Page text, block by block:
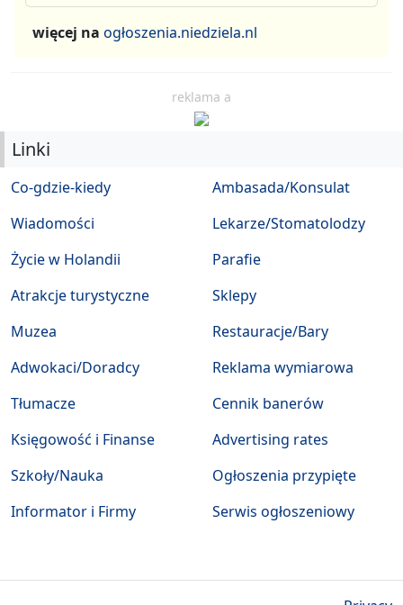
więcej na ogłoszenia.niedziela.nl
reklama a
Linki
Co-gdzie-kiedy
Wiadomości
Życie w Holandii
Atrakcje turystyczne
Muzea
Ambasada/Konsulat
Lekarze/Stomatolodzy
Parafie
Sklepy
Restauracje/Bary
Adwokaci/Doradcy
Tłumacze
Księgowość i Finanse
Szkoły/Nauka
Informator i Firmy
Reklama wymiarowa
Cennik banerów
Advertising rates
Ogłoszenia przypięte
Serwis ogłoszeniowy